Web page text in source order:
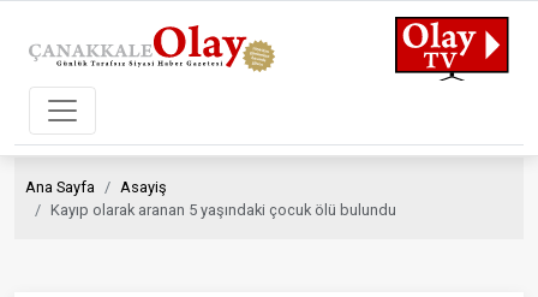
Ana Sayfa
Asayiş
Kayıp olarak aranan 5 yaşındaki çocuk ölü bulundu